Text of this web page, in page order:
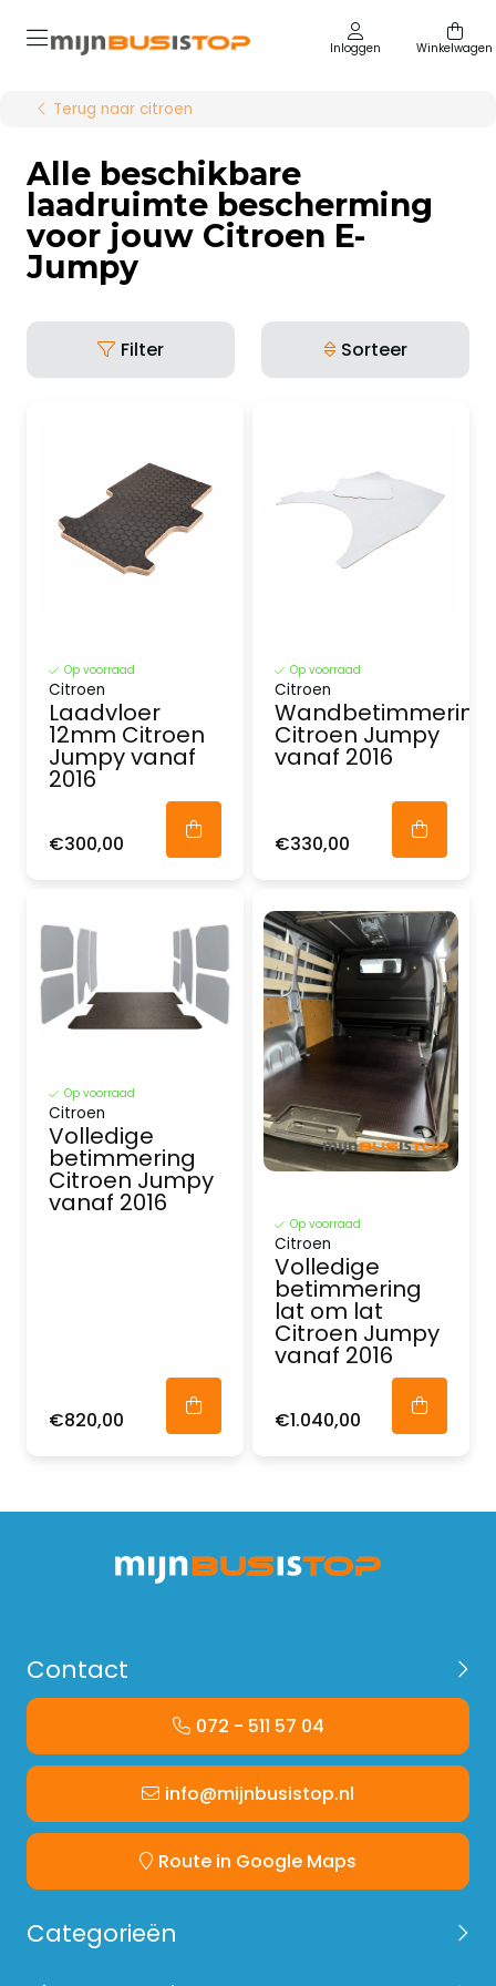
Inloggen Winkelwagen
Terug naar citroen
Alle beschikbare
laadruimte bescherming
voor jouw Citroen E-
Jumpy
Filter Sorteer
Op voorraad
Citroen
Laadvloer
12mm Citroen
Jumpy vanaf
2016
€300,00
Op voorraad
Citroen
Wandbetimmering
Citroen Jumpy
vanaf 2016
€330,00
Op voorraad
Citroen
Volledige
betimmering
Citroen Jumpy
vanaf 2016
€820,00
Op voorraad
Citroen
Volledige
betimmering
lat om lat
Citroen Jumpy
vanaf 2016
€1.040,00
Contact
072 - 511 57 04
info@mijnbusistop.nl
Route in Google Maps
Categorieën